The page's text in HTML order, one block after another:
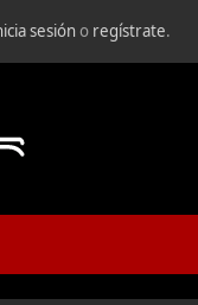
sesióno regístrate.